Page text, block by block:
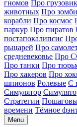
гномов Про
животных Про зомби
корабли Про космос
паркур Про пиратов
постапокалипсис
рыцарей Про
средневековье Про
Про танки Про
Про хакеров Про
шпионов Ролевые С
Симулятор
Стратегии
времени Тёмное
Menu